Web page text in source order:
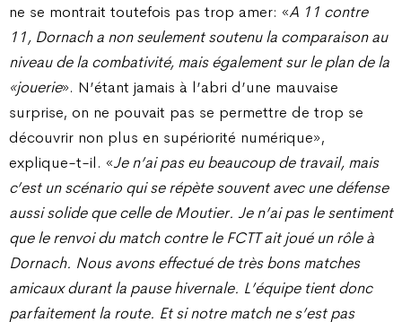
ne se montrait toutefois pas trop amer: «A 11 contre
11, Dornach a non seulement soutenu la comparaison au
niveau de la combativité, mais également sur le plan de la
«jouerie». N’étant jamais à l’abri d’une mauvaise
surprise, on ne pouvait pas se permettre de trop se
découvrir non plus en supériorité numérique»,
explique-t-il. «Je n’ai pas eu beaucoup de travail, mais
c’est un scénario qui se répète souvent avec une défense
aussi solide que celle de Moutier. Je n’ai pas le sentiment
que le renvoi du match contre le FCTT ait joué un rôle à
Dornach. Nous avons effectué de très bons matches
amicaux durant la pause hivernale. L’équipe tient donc
parfaitement la route. Et si notre match ne s’est pas